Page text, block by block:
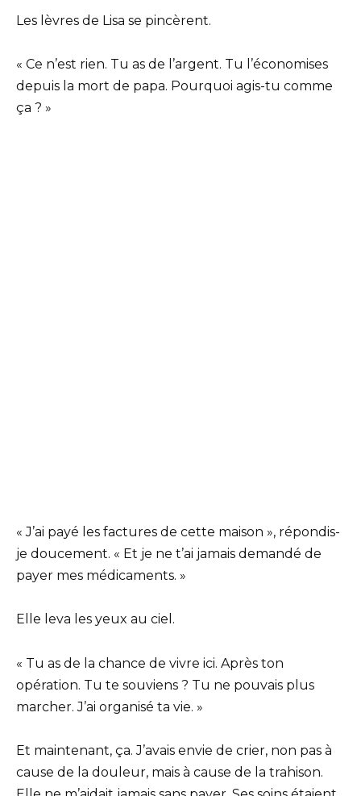
Les lèvres de Lisa se pincèrent.
« Ce n’est rien. Tu as de l’argent. Tu l’économises
depuis la mort de papa. Pourquoi agis-tu comme
ça ? »
« J’ai payé les factures de cette maison », répondis-
je doucement. « Et je ne t’ai jamais demandé de
payer mes médicaments. »
Elle leva les yeux au ciel.
« Tu as de la chance de vivre ici. Après ton
opération. Tu te souviens ? Tu ne pouvais plus
marcher. J’ai organisé ta vie. »
Et maintenant, ça. J’avais envie de crier, non pas à
cause de la douleur, mais à cause de la trahison.